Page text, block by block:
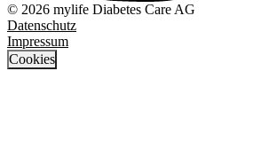
© 2026 mylife Diabetes Care AG
Datenschutz
Impressum
Cookies